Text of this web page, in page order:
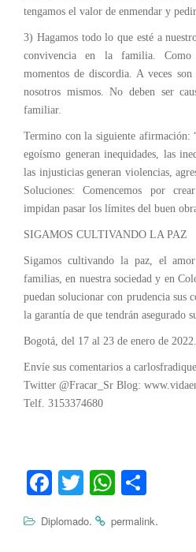
tengamos el valor de enmendar y
3) Hagamos todo lo que esté a
convivencia en la familia. Como
momentos de discordia. A veces son
nosotros mismos. No deben ser
familiar.
Termino con la siguiente
egoísmo generan inequidades, las
las injusticias generan violencias,
Soluciones: Comencemos por
impidan pasar los límites del buen
SIGAMOS CULTIVANDO LA PAZ
Sigamos cultivando la paz, el
familias, en nuestra sociedad y en
puedan solucionar con prudencia sus
la garantía de que tendrán asegurado
Bogotá, del 17 al 23 de enero de 2022.
Envíe sus comentarios a
Twitter @Fracar_Sr Blog:
Telf. 3153374680
Fa
bo
T
tte
W
ts
m
Diplomado. permalink.